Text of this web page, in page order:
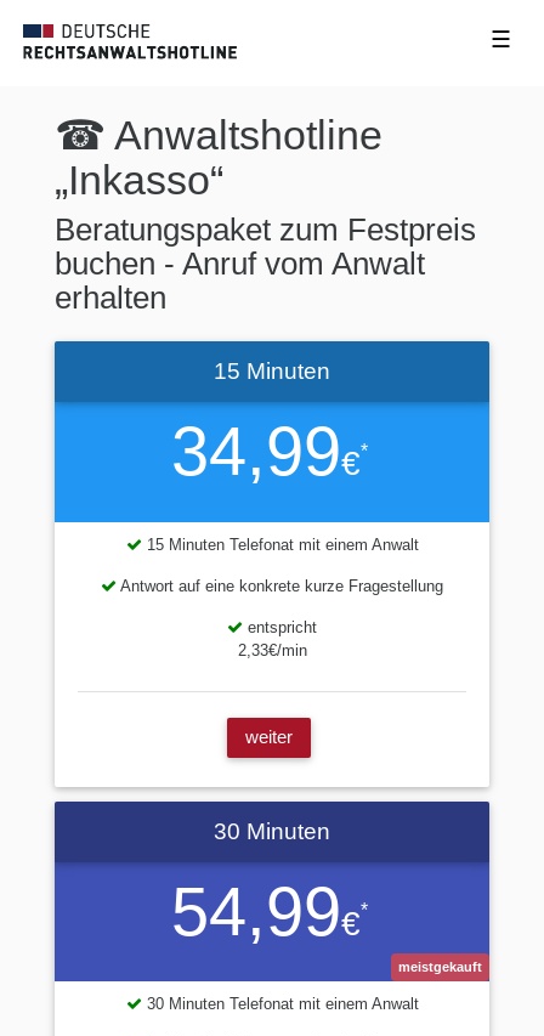
☰
☎ Anwaltshotline
„Inkasso“
Beratungspaket zum Festpreis
buchen - Anruf vom Anwalt
erhalten
34,99€*
15 Minuten
15 Minuten Telefonat mit einem Anwalt
Antwort auf eine konkrete kurze Fragestellung
entspricht
2,33€/min
weiter
54,99€*
30 Minuten
meistgekauft
30 Minuten Telefonat mit einem Anwalt